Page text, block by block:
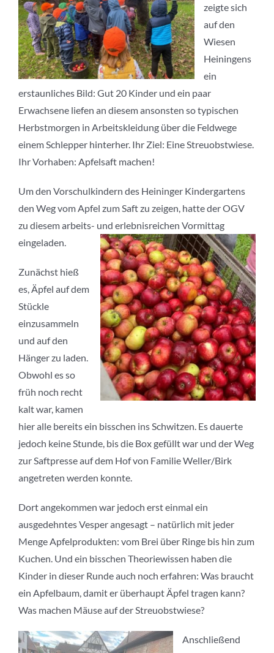
zeigte sich
auf den
Wiesen
Heiningens
ein
erstaunliches Bild: Gut 20 Kinder und ein paar
Erwachsene liefen an diesem ansonsten so typischen
Herbstmorgen in Arbeitskleidung über die Feldwege
einem Schlepper hinterher. Ihr Ziel: Eine Streuobstwiese.
Ihr Vorhaben: Apfelsaft machen!
Um den Vorschulkindern des Heininger Kindergartens
den Weg vom Apfel zum Saft zu zeigen, hatte der OGV
zu diesem arbeits- und erlebnisreichen Vormittag
eingeladen.
Zunächst hieß
es, Äpfel auf dem
Stückle
einzusammeln
und auf den
Hänger zu laden.
Obwohl es so
früh noch recht
kalt war, kamen
hier alle bereits ein bisschen ins Schwitzen. Es dauerte
jedoch keine Stunde, bis die Box gefüllt war und der Weg
zur Saftpresse auf dem Hof von Familie Weller/Birk
angetreten werden konnte.
Dort angekommen war jedoch erst einmal ein
ausgedehntes Vesper angesagt – natürlich mit jeder
Menge Apfelprodukten: vom Brei über Ringe bis hin zum
Kuchen. Und ein bisschen Theoriewissen haben die
Kinder in dieser Runde auch noch erfahren: Was braucht
ein Apfelbaum, damit er überhaupt Äpfel tragen kann?
Was machen Mäuse auf der Streuobstwiese?
Anschließend